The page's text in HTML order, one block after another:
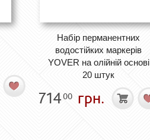
Набір перманентних
водостійких маркерів
YOVER на олійній основі
20 штук
71400 грн.